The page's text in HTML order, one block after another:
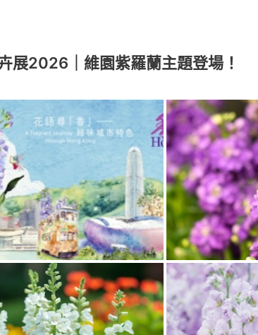
展2026｜維園紫羅蘭主題登場！